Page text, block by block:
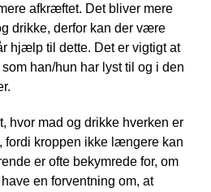
afkræftet. Det bliver mere
drikke, derfor kan der være
hjælp til dette. Det er vigtigt at
han/hun har lyst til og i den
hvor mad og drikke hverken er
fordi kroppen ikke længere kan
er ofte bekymrede for, om
en forventning om, at